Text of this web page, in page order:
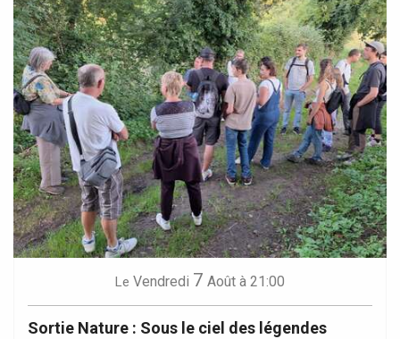
Le Vendredi 7 Août à 21:00
Sortie Nature : Sous le ciel des légendes